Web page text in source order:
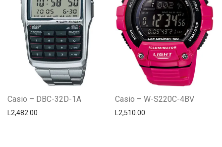
Casio – DBC-32D-1A
L2,482.00
Casio – W-S220C-4BV
L2,510.00